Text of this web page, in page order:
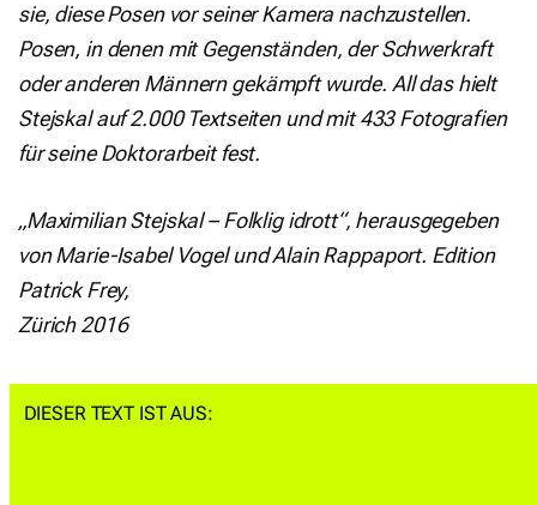
DIESER TEXT IST AUS:
sie, diese Posen vor seiner Kamera nachzustellen.
Posen, in denen mit Gegenständen, der Schwerkraft
oder anderen Männern gekämpft wurde. All das hielt
Stejskal auf 2.000 Textseiten und mit 433 Fotografien
für seine Doktorarbeit fest.
„Maximilian Stejskal – Folklig idrott“, herausgegeben
von Marie-Isabel Vogel und Alain Rappaport. Edition
Patrick Frey,
Zürich 2016